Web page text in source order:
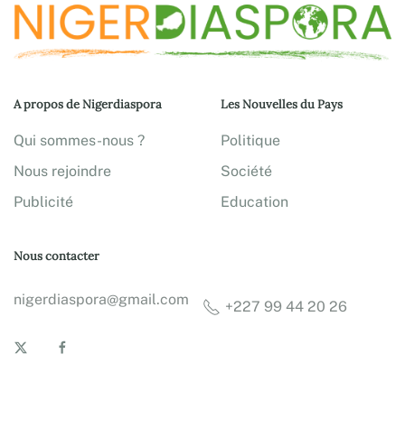
A propos de Nigerdiaspora
Qui sommes-nous ?
Nous rejoindre
Publicité
Les Nouvelles du Pays
Politique
Société
Education
Nous contacter
nigerdiaspora@gmail.com +227 99 44 20 26